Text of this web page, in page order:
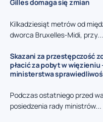
Gilles domaga się zmian
Kilkadziesiąt metrów od
dworca Bruxelles-Midi, przy...
Skazani za przestępczość
płacić za pobyt w
ministerstwa
Podczas ostatniego przed
posiedzenia rady ministrów...